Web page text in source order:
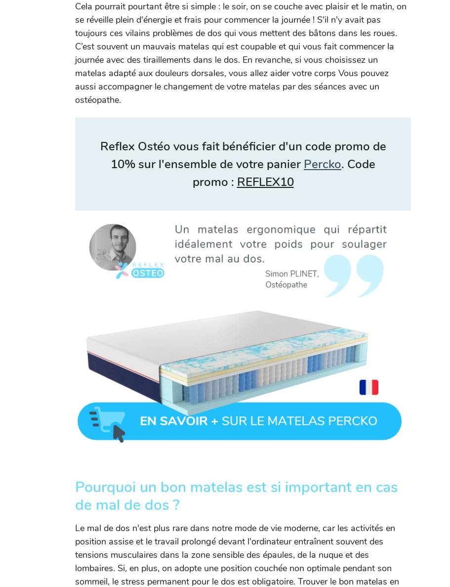
Cela pourrait pourtant être si simple : le soir, on se couche avec plaisir et le matin, on
se réveille plein d'énergie et frais pour commencer la journée ! S'il n'y avait pas
toujours ces vilains problèmes de dos qui vous mettent des bâtons dans les roues.
C’est souvent un mauvais matelas qui est coupable et qui vous fait commencer la
journée avec des tiraillements dans le dos. En revanche, si vous choisissez un
matelas adapté aux douleurs dorsales, vous allez aider votre corps Vous pouvez
aussi accompagner le changement de votre matelas par des séances avec un
ostéopathe.
Reflex Ostéo vous fait bénéficier d'un code promo de
10% sur l'ensemble de votre panier Percko. Code
promo : REFLEX10
Pourquoi un bon matelas est si important en cas
de mal de dos ?
Le mal de dos n'est plus rare dans notre mode de vie moderne, car les activités en
position assise et le travail prolongé devant l'ordinateur entraînent souvent des
tensions musculaires dans la zone sensible des épaules, de la nuque et des
lombaires. Si, en plus, on adopte une position couchée non optimale pendant son
sommeil, le stress permanent pour le dos est obligatoire. Trouver le bon matelas en